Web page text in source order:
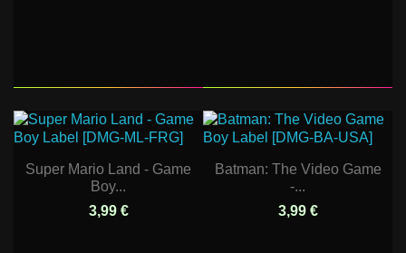
Super Mario Land - Game
Boy...
3,99 €
Batman: The Video Game
-...
3,99 €